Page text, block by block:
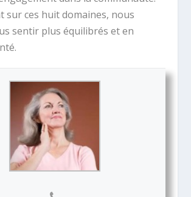
sur ces huit domaines, nous
sentir plus équilibrés et en